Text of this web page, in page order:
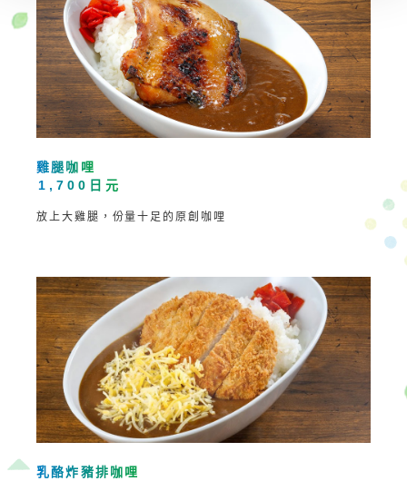
雞腿咖哩
1,700日元
放上大雞腿，份量十足的原創咖哩
乳酪炸豬排咖哩